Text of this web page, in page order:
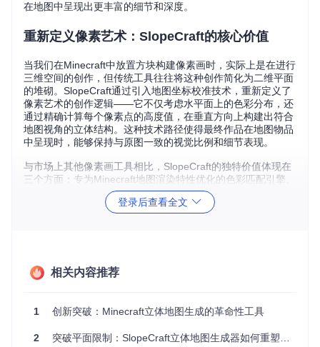
在地图中呈现出更丰富的细节和深度。
重新定义像素艺术：SlopeCraft的核心价值
当我们在Minecraft中放置方块构建像素画时，实际上是在进行
三维空间的创作，但传统工具往往将这种创作简化为二维平面
的堆砌。SlopeCraft通过引入地图坐标校准技术，重新定义了
像素艺术的创作逻辑——它不仅考虑水平面上的色彩分布，还
通过精确计算每个像素点的高度值，在垂直方向上构建出符合
地图视角的立体结构。这种技术路径使得最终作品在地图物品
中呈现时，能够保持与原图一致的视觉比例和细节表现。
与市场上其他像素画工具相比，SlopeCraft的独特价值体现在
三个方面：专为Minecraft地图渲染特性优化的色彩匹配引擎、
基于地形生成算法的高度控制机制，以及兼容多种游戏版本的
方块材质系统。这些技术组合在一起，形成了从图像输入到游
为二维图像，这种投影过程会导致传统平面像素画出现透视变
偿"机制，在生成立体结构时就考虑到投影变形因素，从而在
登录后查看全文
相关内容推荐
1 创新突破：Minecraft立体地图生成的革命性工具
2 突破平面限制：SlopeCraft立体地图生成器如何重塑Minecraft像素艺术创作